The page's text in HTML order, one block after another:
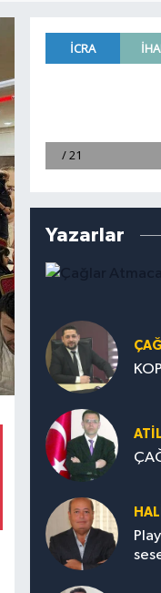
Yazarlar